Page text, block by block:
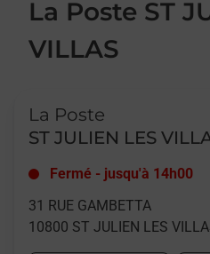
La Poste ST
VILLAS
La Poste
ST JULIEN LES
Fermé - jusqu'à 14h00
31 RUE GAMBETTA
10800 ST JULIEN LES